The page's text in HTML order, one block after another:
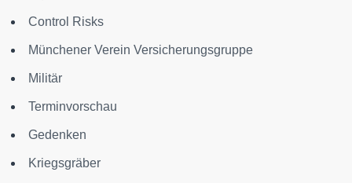
Control Risks
Münchener Verein Versicherungsgruppe
Militär
Terminvorschau
Gedenken
Kriegsgräber